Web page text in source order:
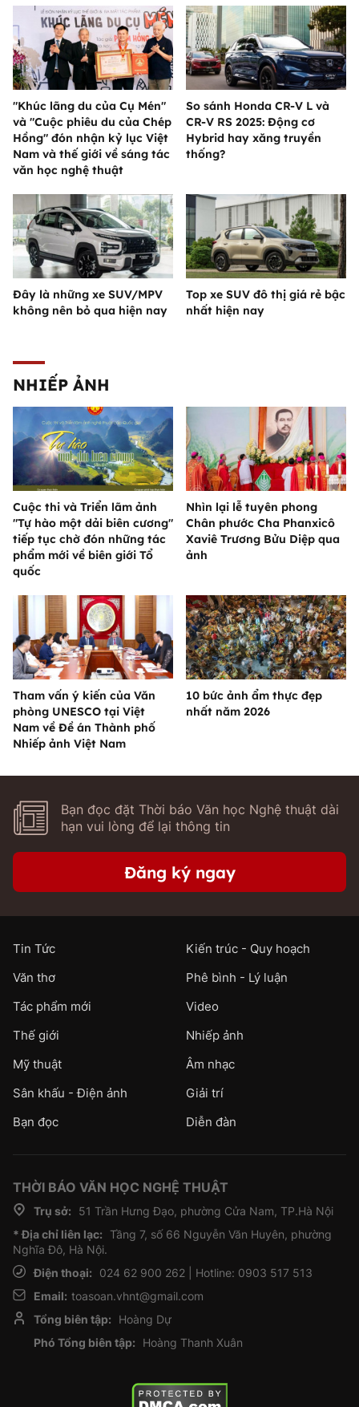
"Khúc lãng du của Cụ Mén"
và "Cuộc phiêu du của Chép
Hồng" đón nhận kỷ lục Việt
Nam và thế giới về sáng tác
văn học nghệ thuật
So sánh Honda CR-V L và
CR-V RS 2025: Động cơ
Hybrid hay xăng truyền
thống?
Đây là những xe SUV/MPV
không nên bỏ qua hiện nay
Top xe SUV đô thị giá rẻ bậc
nhất hiện nay
NHIẾP ẢNH
Cuộc thi và Triển lãm ảnh
"Tự hào một dải biên cương"
tiếp tục chờ đón những tác
phẩm mới về biên giới Tổ
quốc
Nhìn lại lễ tuyên phong
Chân phước Cha Phanxicô
Xaviê Trương Bửu Diệp qua
ảnh
Tham vấn ý kiến của Văn
phòng UNESCO tại Việt
Nam về Đề án Thành phố
Nhiếp ảnh Việt Nam
10 bức ảnh ẩm thực đẹp
nhất năm 2026
Bạn đọc đặt Thời báo Văn học Nghệ thuật dài
hạn vui lòng để lại thông tin
Đăng ký ngay
Tin Tức
Kiến trúc - Quy hoạch
Văn thơ
Phê bình - Lý luận
Tác phẩm mới
Video
Thế giới
Nhiếp ảnh
Mỹ thuật
Âm nhạc
Sân khấu - Điện ảnh
Giải trí
Bạn đọc
Diễn đàn
THỜI BÁO VĂN HỌC NGHỆ THUẬT
Trụ sở:
51 Trần Hưng Đạo, phường Cửa Nam, TP.Hà Nội
* Địa chỉ liên lạc: Tầng 7, số 66 Nguyễn Văn Huyên, phường
Nghĩa Đô, Hà Nội.
Điện thoại:
024 62 900 262 | Hotline: 0903 517 513
Email: toasoan.vhnt@gmail.com
Tổng biên tập:
Hoàng Dự
Phó Tổng biên tập:
Hoàng Thanh Xuân